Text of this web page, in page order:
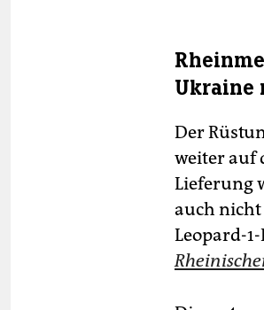
Ukraine
Der
weiter auf
Lieferung
auch
Leopard-